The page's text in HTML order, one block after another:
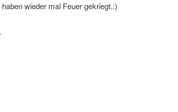
wieder mal Feuer gekriegt.:)